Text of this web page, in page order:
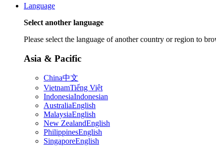
Language
Select another language
Please select the language of another country or region to
Asia & Pacific
China中文
VietnamTiếng Việt
IndonesiaIndonesian
AustraliaEnglish
MalaysiaEnglish
New ZealandEnglish
PhilippinesEnglish
SingaporeEnglish